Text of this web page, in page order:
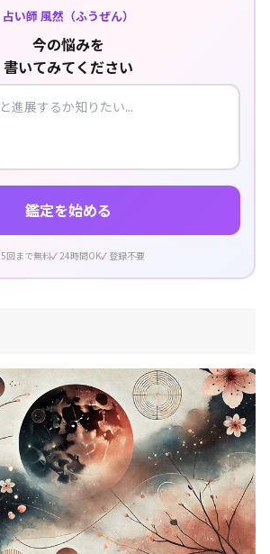
占い師 風然（ふうぜん）
今の悩みを
書いてみてください
鑑定を始める
5回まで無料 24時間OK 登録不要